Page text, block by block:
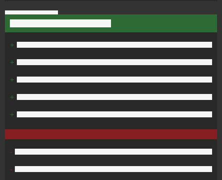
+
+
+
+
+
-
-